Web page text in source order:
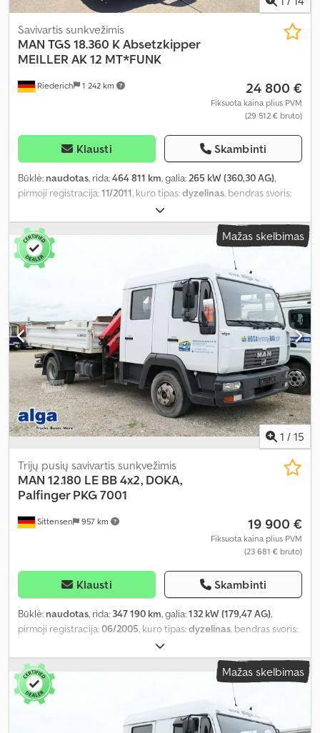
Riederich 1 242 km
Savivartis sunkvežimis
MAN TGS 18.360 K Absetzkipper
MEILLER AK 12 MT*FUNK
24 800 €
Fiksuota kaina plius PVM
(29 512 € bruto)
Klausti Skambinti
Būklė: naudotas, rida:464 811 km, galia:265 kW (360,30 AG),
pirmoji registracija:11/2011, kuro tipas:dyzelinas, bendras svoris:
2 ašys
tipas:mechaninis, emisijos klasė:Euro 5, Gamybos metai:2011,
Įranga:ABS, oro kondicionavimas, suodžių filtras,
Mažas skelbimas
1 / 15
Sittensen 957 km
Trijų pusių savivartis sunkvežimis
MAN 12.180 LE BB 4x2, DOKA,
Palfinger PKG 7001
19 900 €
Fiksuota kaina plius PVM
(23 681 € bruto)
Klausti Skambinti
Būklė: naudotas, rida: 347 190 km, galia:132 kW (179,47 AG),
pirmoji registracija:06/2005, kuro tipas:dyzelinas, bendras svoris:
2 ašys
mechaninis, emisijos klasė:Euro 3, bendras ilgis:7 530 mm,
bendras plotis:
2 950 mm, Įranga:ABS,
kranas,
Mažas skelbimas